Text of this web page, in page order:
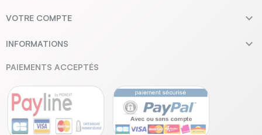
VOTRE COMPTE 
INFORMATIONS 
PAIEMENTS ACCEPTÉS